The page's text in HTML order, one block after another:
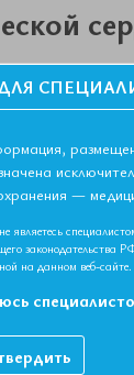
являетесь
—
являетесь
законодательства
на данном веб-сайте.